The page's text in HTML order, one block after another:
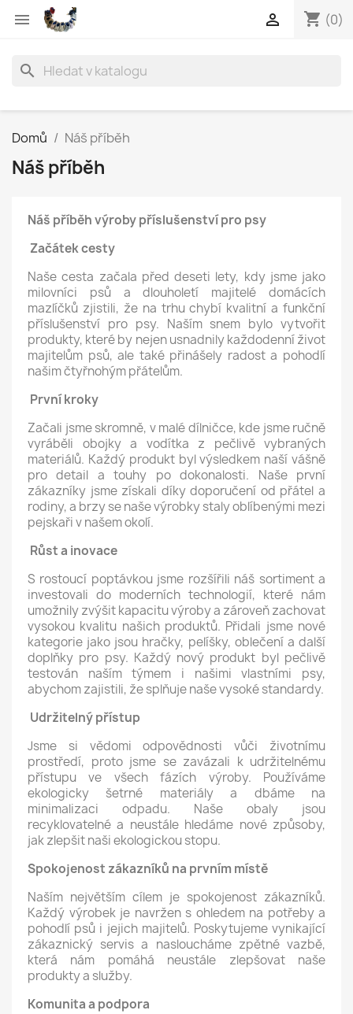
 shopping_cart (0)

search
Domů Náš příběh
Náš příběh
Náš příběh výroby příslušenství pro psy
Začátek cesty
Naše cesta začala před deseti lety, kdy jsme jako
milovníci psů a dlouholetí majitelé domácích
mazlíčků zjistili, že na trhu chybí kvalitní a funkční
příslušenství pro psy. Naším snem bylo vytvořit
produkty, které by nejen usnadnily každodenní život
majitelům psů, ale také přinášely radost a pohodlí
našim čtyřnohým přátelům.
První kroky
Začali jsme skromně, v malé dílničce, kde jsme ručně
vyráběli obojky a vodítka z pečlivě vybraných
materiálů. Každý produkt byl výsledkem naší vášně
pro detail a touhy po dokonalosti. Naše první
zákazníky jsme získali díky doporučení od přátel a
rodiny, a brzy se naše výrobky staly oblíbenými mezi
pejskaři v našem okolí.
Růst a inovace
S rostoucí poptávkou jsme rozšířili náš sortiment a
investovali do moderních technologií, které nám
umožnily zvýšit kapacitu výroby a zároveň zachovat
vysokou kvalitu našich produktů. Přidali jsme nové
kategorie jako jsou hračky, pelíšky, oblečení a další
doplňky pro psy. Každý nový produkt byl pečlivě
testován naším týmem i našimi vlastními psy,
abychom zajistili, že splňuje naše vysoké standardy.
Udržitelný přístup
Jsme si vědomi odpovědnosti vůči životnímu
prostředí, proto jsme se zavázali k udržitelnému
přístupu ve všech fázích výroby. Používáme
ekologicky šetrné materiály a dbáme na
minimalizaci odpadu. Naše obaly jsou
recyklovatelné a neustále hledáme nové způsoby,
jak zlepšit naši ekologickou stopu.
Spokojenost zákazníků na prvním místě
Naším největším cílem je spokojenost zákazníků.
Každý výrobek je navržen s ohledem na potřeby a
pohodlí psů i jejich majitelů. Poskytujeme vynikající
zákaznický servis a nasloucháme zpětné vazbě,
která nám pomáhá neustále zlepšovat naše
produkty a služby.
Komunita a podpora